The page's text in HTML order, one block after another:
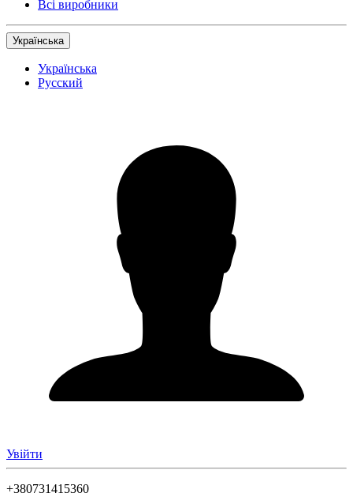
Всі виробники
Українська
Українська
Русский
Увійти
+380731415360